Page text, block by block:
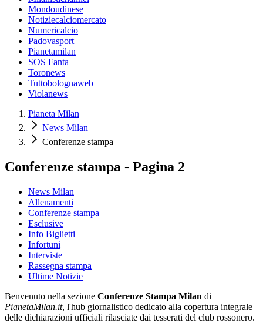
Mondoudinese
Notiziecalciomercato
Numericalcio
Padovasport
Pianetamilan
SOS Fanta
Toronews
Tuttobolognaweb
Violanews
Pianeta Milan
News Milan
Conferenze stampa
Conferenze stampa - Pagina 2
News Milan
Allenamenti
Conferenze stampa
Esclusive
Info Biglietti
Infortuni
Interviste
Rassegna stampa
Ultime Notizie
Benvenuto nella sezione Conferenze Stampa Milan di
PianetaMilan.it, l'hub giornalistico dedicato alla copertura integrale
delle dichiarazioni ufficiali rilasciate dai tesserati del club rossonero.